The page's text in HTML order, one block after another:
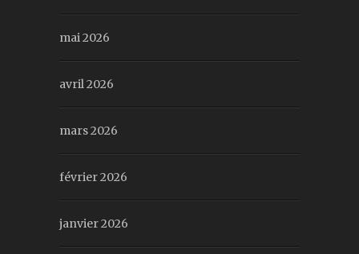
mai 2026
avril 2026
mars 2026
février 2026
janvier 2026